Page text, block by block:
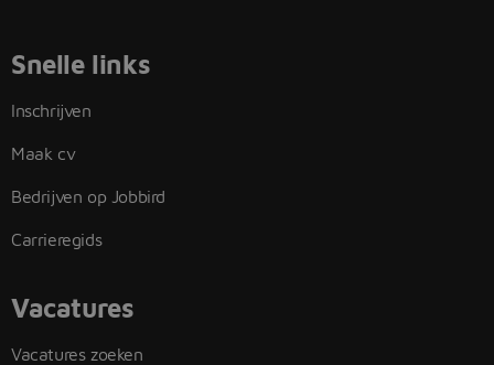
Snelle links
Inschrijven
Maak cv
Bedrijven op Jobbird
Carrieregids
Vacatures
Vacatures zoeken